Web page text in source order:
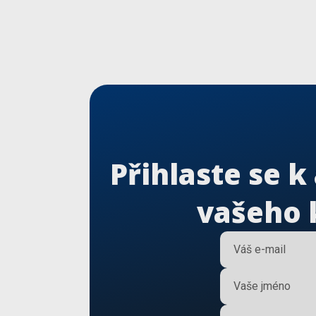
Hlavní stránka
Skladové
Komisní
Prodejna
Show room
Přihlaste se
vašeho
Váš e-mail
Vaše jméno
Značka vozu